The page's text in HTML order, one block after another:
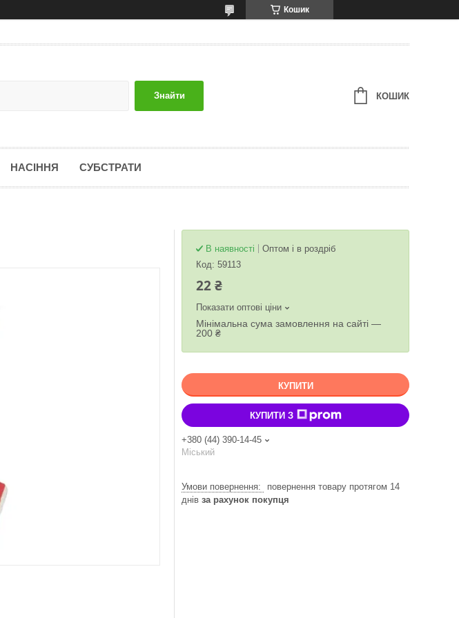
Кошик
Знайти КОШИК
НАСІННЯ СУБСТРАТИ
В наявності
Оптом і в роздріб
Код: 59113
22 ₴
Показати оптові ціни
Мінімальна сума замовлення на сайті —
200 ₴
КУПИТИ
КУПИТИ З
+380 (44) 390-14-45
Міський
повернення товару протягом 14
днів за рахунок покупця